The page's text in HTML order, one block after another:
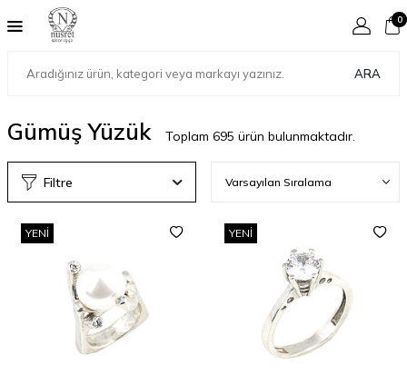
ARA
0
Gümüş Yüzük Toplam 695 ürün bulunmaktadır.
Filtre
YENI YENI